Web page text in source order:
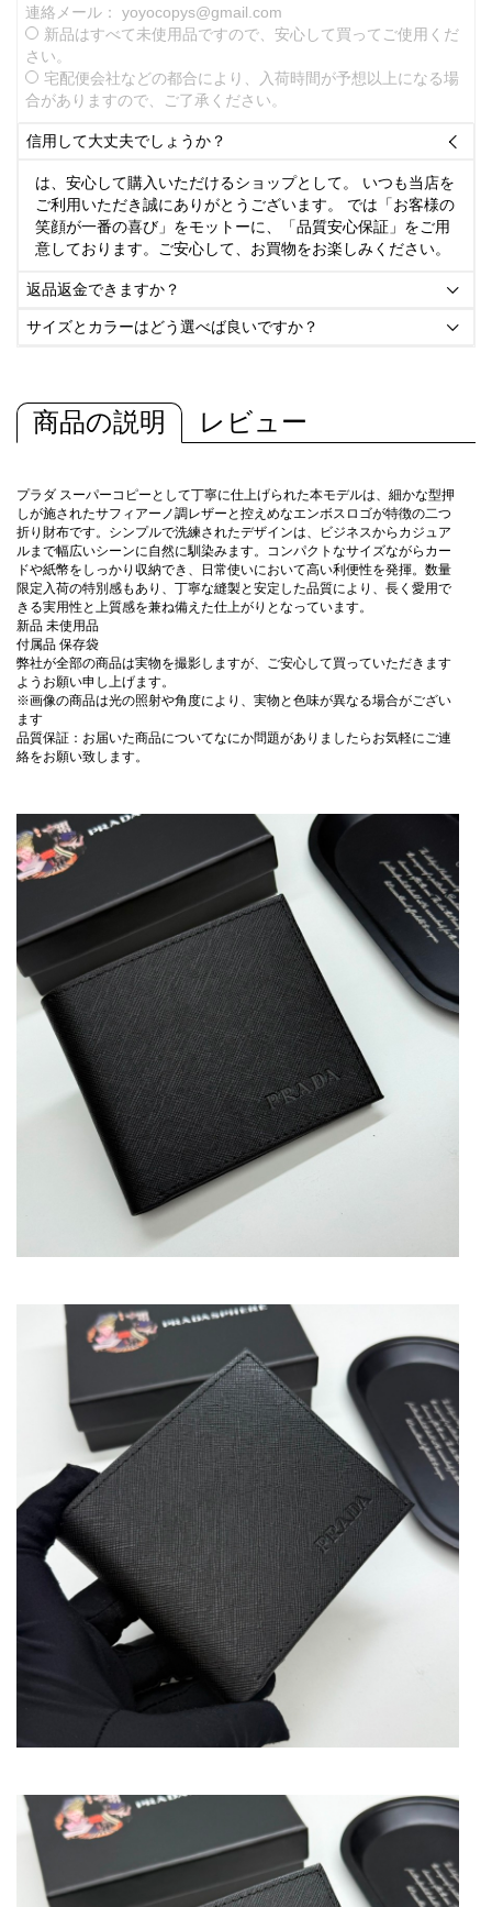
連絡メール： yoyocopys@gmail.com
新品はすべて未使用品ですので、安心して買ってご使用くだ
さい。
宅配便会社などの都合により、入荷時間が予想以上になる場
合がありますので、ご了承ください。
信用して大丈夫でしょうか？ 
は、安心して購入いただけるショップとして。 いつも当店を
ご利用いただき誠にありがとうございます。 では「お客様の
笑顔が一番の喜び」をモットーに、「品質安心保証」をご用
意しております。ご安心して、お買物をお楽しみください。
返品返金できますか？ 
サイズとカラーはどう選べば良いですか？ 
商品の説明 レビュー
プラダ スーパーコピーとして丁寧に仕上げられた本モデルは、細かな型押
しが施されたサフィアーノ調レザーと控えめなエンボスロゴが特徴の二つ
折り財布です。シンプルで洗練されたデザインは、ビジネスからカジュア
ルまで幅広いシーンに自然に馴染みます。コンパクトなサイズながらカー
ドや紙幣をしっかり収納でき、日常使いにおいて高い利便性を発揮。数量
限定入荷の特別感もあり、丁寧な縫製と安定した品質により、長く愛用で
きる実用性と上質感を兼ね備えた仕上がりとなっています。
新品 未使用品
付属品 保存袋
弊社が全部の商品は実物を撮影しますが、ご安心して買っていただきます
ようお願い申し上げます。
※画像の商品は光の照射や角度により、実物と色味が異なる場合がござい
ます
品質保証：お届いた商品についてなにか問題がありましたらお気軽にご連
絡をお願い致します。